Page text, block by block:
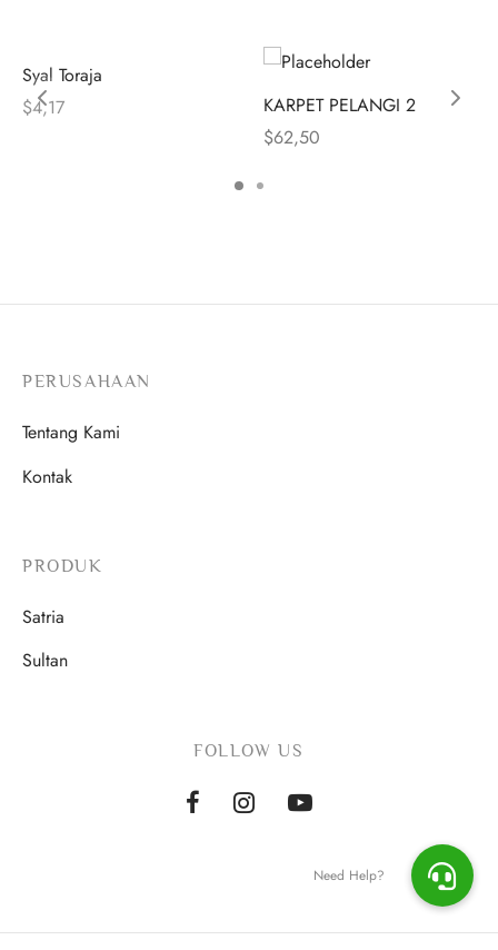
Syal Toraja
$4,17
KARPET PELANGI 2
$62,50
FOLLOW US
PRODUK
Satria
Sultan
PERUSAHAAN
Tentang Kami
Kontak